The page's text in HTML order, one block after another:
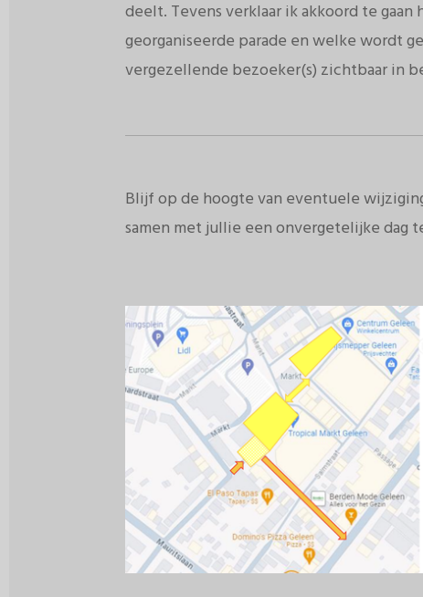
deelt. Tevens verklaar ik akkoord te
georganiseerde parade en welke wordt
vergezellende bezoeker(s) zichtbaar in
Blijf op de hoogte van eventuele
samen met jullie een onvergetelijke dag